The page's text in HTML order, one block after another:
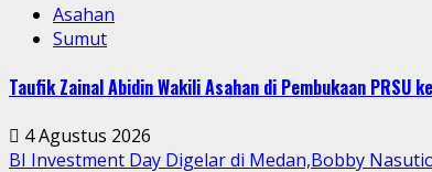
Asahan
Sumut
Taufik Zainal Abidin Wakili Asahan di Pembukaan PRSU
4 Agustus 2026
BI Investment Day Digelar di Medan,Bobby